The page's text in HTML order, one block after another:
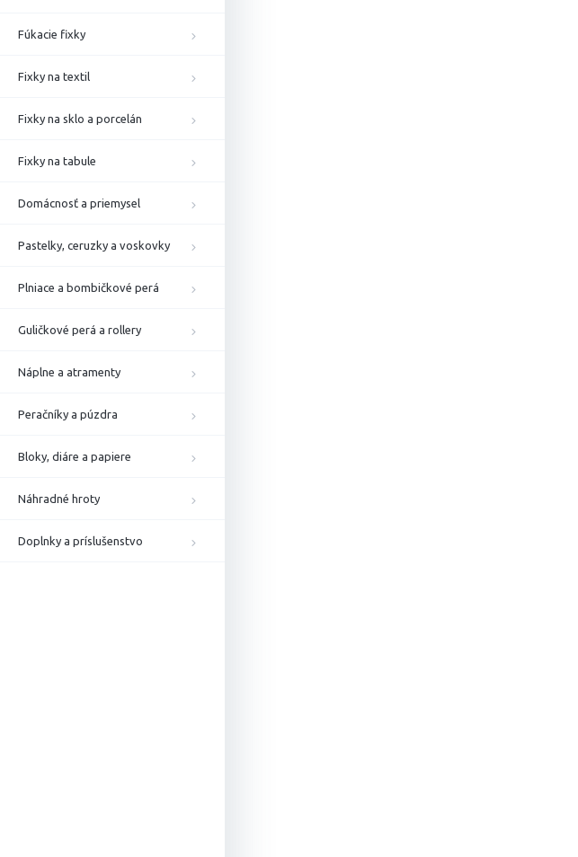
Fúkacie fixky
Fixky na textil
Fixky na sklo a porcelán
Fixky na tabule
Domácnosť a priemysel
Pastelky, ceruzky a voskovky
Plniace a bombičkové perá
Guličkové perá a rollery
Náplne a atramenty
Peračníky a púzdra
Bloky, diáre a papiere
Náhradné hroty
Doplnky a príslušenstvo